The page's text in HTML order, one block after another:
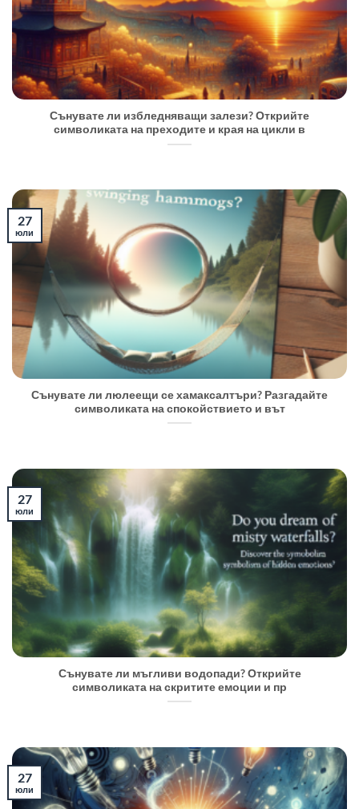
Сънувате ли избледняващи залези? Открийте
символиката на преходите и края на цикли в
Сънувате ли люлеещи се хамаксалтъри? Разгадайте
символиката на спокойствието и вът
27
юли
Сънувате ли мъгливи водопади? Открийте
символиката на скритите емоции и пр
27
юли
27
юли